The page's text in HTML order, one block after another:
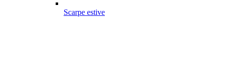
Scarpe estive